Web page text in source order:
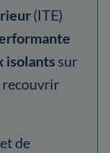
(ITE)
isolants sur
recouvrir
de